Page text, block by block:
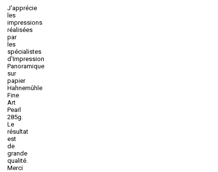
J'apprécie
les
impressions
réalisées
par
les
spécialistes
d'Impression
Panoramique
sur
papier
Hahnemûhle
Fine
Art
Pearl
285g.
Le
résultat
est
de
grande
qualité.
Merci